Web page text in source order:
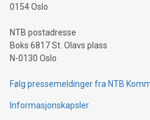
0154 Oslo
NTB postadresse
Boks 6817 St. Olavs plass
N-0130 Oslo
Følg pressemeldinger fra NTB
Informasjonskapsler